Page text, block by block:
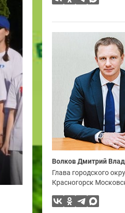
Волков Дмитрий
Глава городского
Красногорск